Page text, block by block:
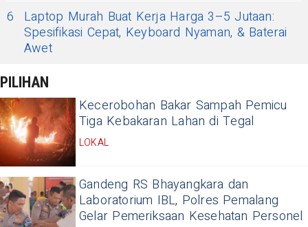
6
Laptop Murah Buat Kerja Harga 3–5 Jutaan:
Spesifikasi Cepat, Keyboard Nyaman, & Baterai
Awet
PILIHAN
Kecerobohan Bakar Sampah Pemicu
Tiga Kebakaran Lahan di Tegal
LOKAL
Gandeng RS Bhayangkara dan
Laboratorium IBL, Polres Pemalang
Gelar Pemeriksaan Kesehatan Personel